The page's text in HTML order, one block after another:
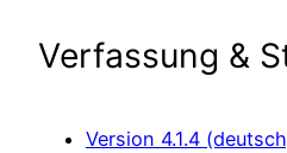
Verfassung &
Version 4.1.4